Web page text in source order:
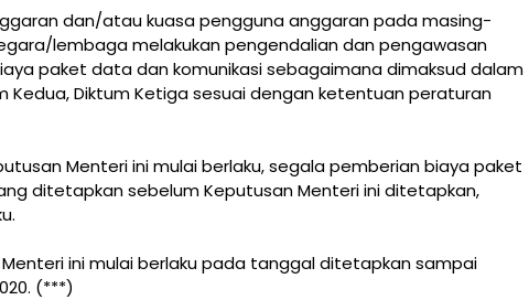
dan/atau kuasa pengguna anggaran pada masing-
lembaga melakukan pengendalian dan pengawasan
paket data dan komunikasi sebagaimana dimaksud dalam
Kedua, Diktum Ketiga sesuai dengan ketentuan peraturan
Menteri ini mulai berlaku, segala pemberian biaya paket
ditetapkan sebelum Keputusan Menteri ini ditetapkan,
ini mulai berlaku pada tanggal ditetapkan sampai
(***)